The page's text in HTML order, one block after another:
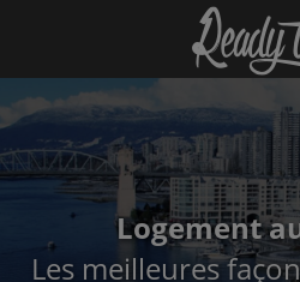
Logement
Les meilleures